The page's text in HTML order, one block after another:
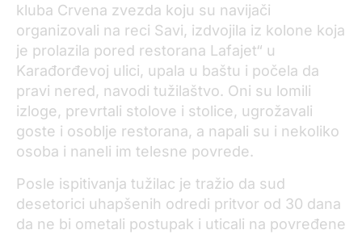
kluba Crvena zvezda koju su navijači
organizovali na reci Savi, izdvojila iz kolone koja
je prolazila pored restorana Lafajet“ u
Karađorđevoj ulici, upala u baštu i počela da
pravi nered, navodi tužilaštvo. Oni su lomili
izloge, prevrtali stolove i stolice, ugrožavali
goste i osoblje restorana, a napali su i nekoliko
osoba i naneli im telesne povrede.
Posle ispitivanja tužilac je tražio da sud
desetorici uhapšenih odredi pritvor od 30 dana
da ne bi ometali postupak i uticali na povređene